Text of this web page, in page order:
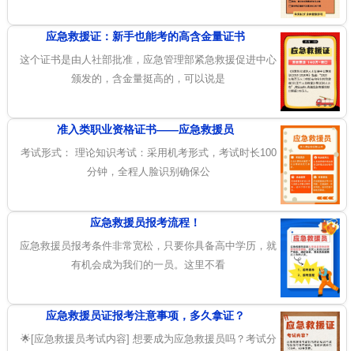
应急救援证：新手也能考的高含金量证书
这个证书是由人社部批准，应急管理部紧急救援促进中心
颁发的，含金量挺高的，可以说是
准入类职业资格证书——应急救援员
考试形式： 理论知识考试：采用机考形式，考试时长100
分钟，全程人脸识别确保公
应急救援员报考流程！
应急救援员报考条件非常宽松，只要你具备高中学历，就
有机会成为我们的一员。这里不看
应急救援员证报考注意事项，多久拿证？
🌟[应急救援员考试内容] 想要成为应急救援员吗？考试分